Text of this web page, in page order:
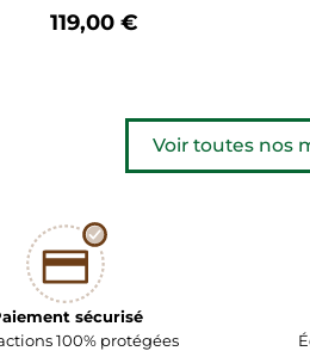
Prix
119,00 €
Voir toutes nos
sécurisé
100% protégées